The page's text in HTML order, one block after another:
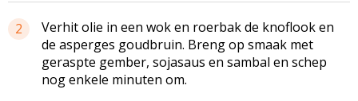
2
Verhit olie in een wok en roerbak de knoflook en
de asperges goudbruin. Breng op smaak met
geraspte gember, sojasaus en sambal en schep
nog enkele minuten om.